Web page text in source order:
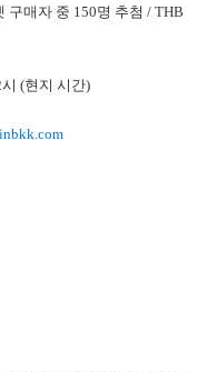
구매자 중 150명 추첨 / THB
(현지 시간)